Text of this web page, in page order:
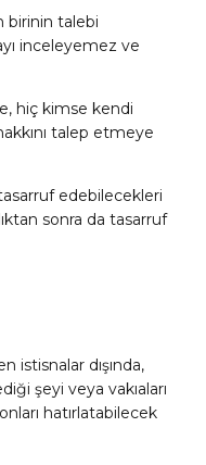
birinin talebi
inceleyemez ve
hiç kimse kendi
talep etmeye
edebilecekleri
sonra da tasarruf
istisnalar dışında,
şeyi veya vakıaları
hatırlatabilecek